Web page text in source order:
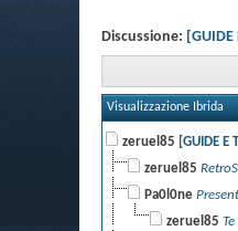
Discussione: [GUIDE
Visualizzazione Ibrida
zeruel85 [GUIDE
zeruel85
Pa0l0ne
zeruel85